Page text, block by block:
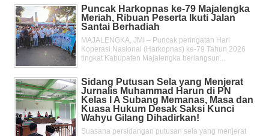
Puncak Harkopnas ke-79 Majalengka
Meriah, Ribuan Peserta Ikuti Jalan
Santai Berhadiah
MAJALENGKA, JMI – Puncak peringatan Hari
Koperasi Nasional (Harkopnas) ke-79 Tahun 2026
tingkat Kabupaten Majalengka berlangsun...
Sidang Putusan Sela yang Menjerat
Jurnalis Muhammad Harun di PN
Kelas l A Subang Memanas, Masa dan
Kuasa Hukum Desak Saksi Kunci
Wahyu Gilang Dihadirkan!
Suasana persidangan putusan sela yang menjerat